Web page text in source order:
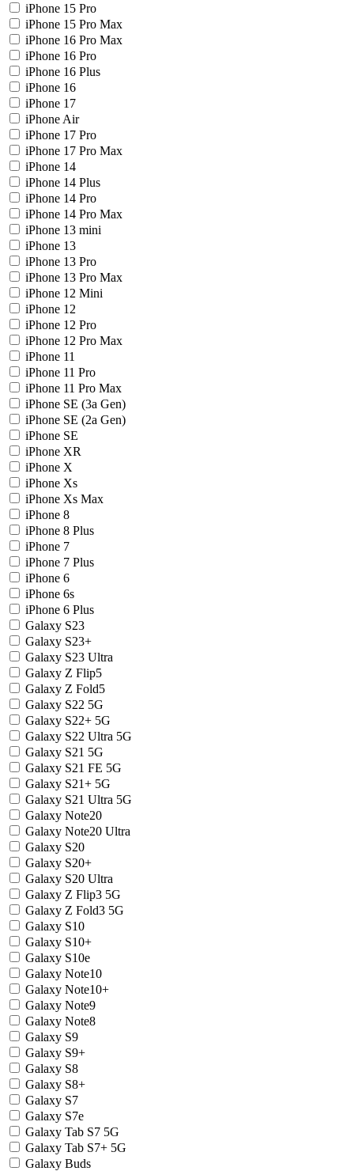
iPhone 15 Pro
iPhone 15 Pro Max
iPhone 16 Pro Max
iPhone 16 Pro
iPhone 16 Plus
iPhone 16
iPhone 17
iPhone Air
iPhone 17 Pro
iPhone 17 Pro Max
iPhone 14
iPhone 14 Plus
iPhone 14 Pro
iPhone 14 Pro Max
iPhone 13 mini
iPhone 13
iPhone 13 Pro
iPhone 13 Pro Max
iPhone 12 Mini
iPhone 12
iPhone 12 Pro
iPhone 12 Pro Max
iPhone 11
iPhone 11 Pro
iPhone 11 Pro Max
iPhone SE (3a Gen)
iPhone SE (2a Gen)
iPhone SE
iPhone XR
iPhone X
iPhone Xs
iPhone Xs Max
iPhone 8
iPhone 8 Plus
iPhone 7
iPhone 7 Plus
iPhone 6
iPhone 6s
iPhone 6 Plus
Galaxy S23
Galaxy S23+
Galaxy S23 Ultra
Galaxy Z Flip5
Galaxy Z Fold5
Galaxy S22 5G
Galaxy S22+ 5G
Galaxy S22 Ultra 5G
Galaxy S21 5G
Galaxy S21 FE 5G
Galaxy S21+ 5G
Galaxy S21 Ultra 5G
Galaxy Note20
Galaxy Note20 Ultra
Galaxy S20
Galaxy S20+
Galaxy S20 Ultra
Galaxy Z Flip3 5G
Galaxy Z Fold3 5G
Galaxy S10
Galaxy S10+
Galaxy S10e
Galaxy Note10
Galaxy Note10+
Galaxy Note9
Galaxy Note8
Galaxy S9
Galaxy S9+
Galaxy S8
Galaxy S8+
Galaxy S7
Galaxy S7e
Galaxy Tab S7 5G
Galaxy Tab S7+ 5G
Galaxy Buds